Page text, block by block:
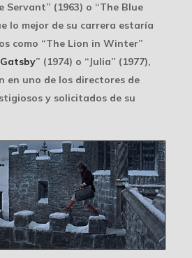
Servant” (1963) o “The Blue
lo mejor de su carrera estaría
como “The Lion in Winter”
” (1974) o “Julia” (1977),
en uno de los directores de
y solicitados de su